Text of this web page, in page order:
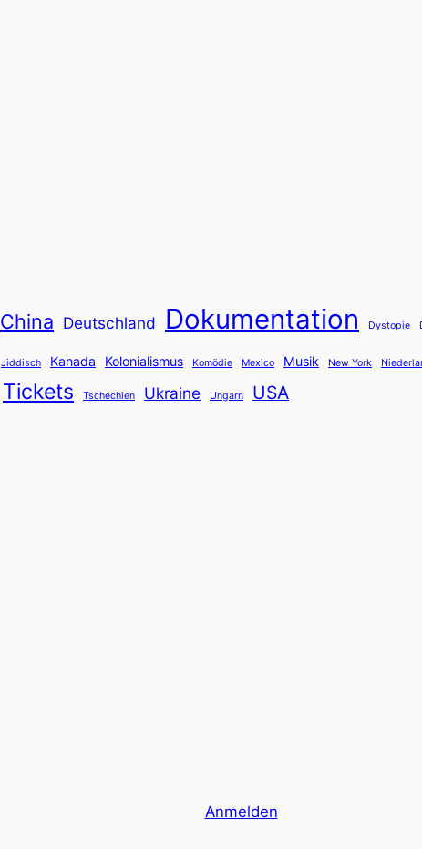
China Deutschland Dokumentation Dystopie
Jiddisch Kanada Kolonialismus Komödie Mexico Musik New York
Tickets Tschechien Ukraine Ungarn USA
Anmelden